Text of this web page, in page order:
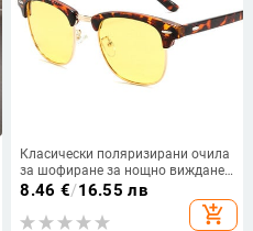
Класически поляризирани очила
за шофиране за нощно виждане
Мъжки жълти очила без рамки
слънчеви очила UV400
8.46 €/16.55 лв
add_shopping_cart